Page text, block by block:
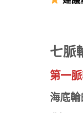
七脈
第一
海底